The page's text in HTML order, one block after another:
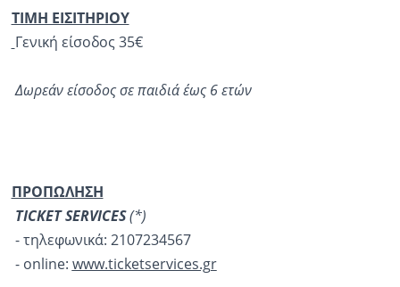
ΤΙΜΗ ΕΙΣΙΤΗΡΙΟΥ
Γενική είσοδος 35€
Δωρεάν είσοδος σε παιδιά έως 6 ετών
ΠΡΟΠΩΛΗΣΗ
TICKET SERVICES(*)
- τηλεφωνικά: 2107234567
- online: www.ticketservices.gr